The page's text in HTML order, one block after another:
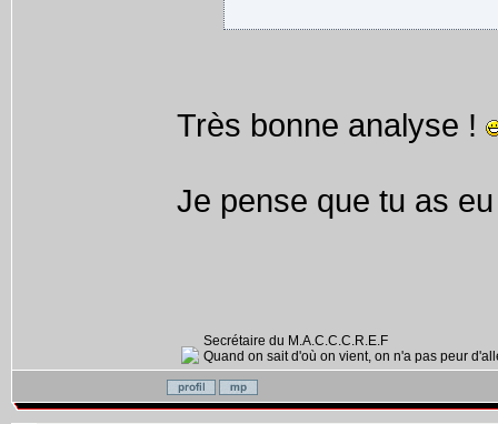
Très bonne analyse !
Je pense que tu as
Secrétaire du M.A.C.C.C.R.E.F
Quand on sait d'où on vient, on n'a pas peur